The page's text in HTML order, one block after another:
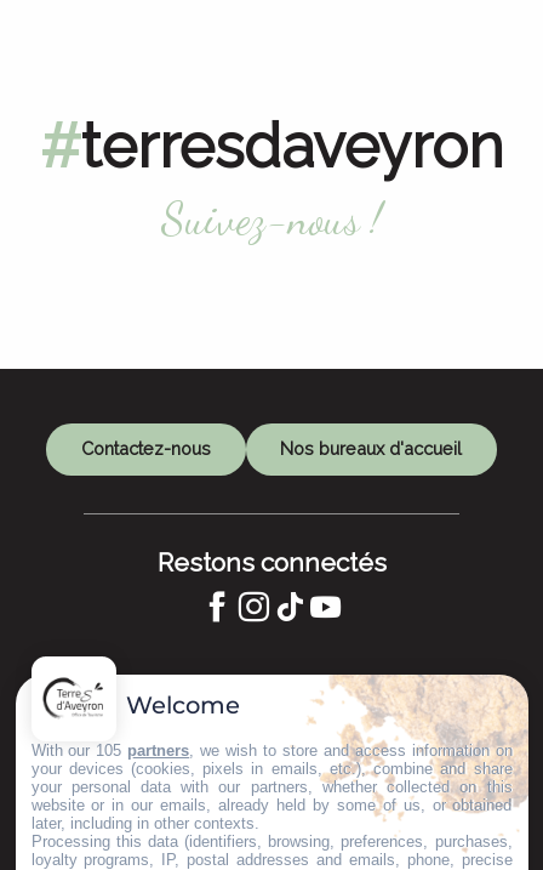
terresdaveyron
Suivez-nous !
Contactez-nous Nos bureaux d'accueil
Restons connectés
GARDONS LE CONTACT !
S'inscrire à la newsletter
Nos brochures
ESPACE PRO
Welcome
With our 105 partners , we wish to store and access information on
your devices (cookies, pixels in emails, etc.), combine and share
your personal data with our partners, whether collected on this
website or in our emails, already held by some of us, or obtained
later, including in other contexts.
Processing this data (identifiers, browsing, preferences, purchases,
loyalty programs, IP, postal addresses and emails, phone, precise